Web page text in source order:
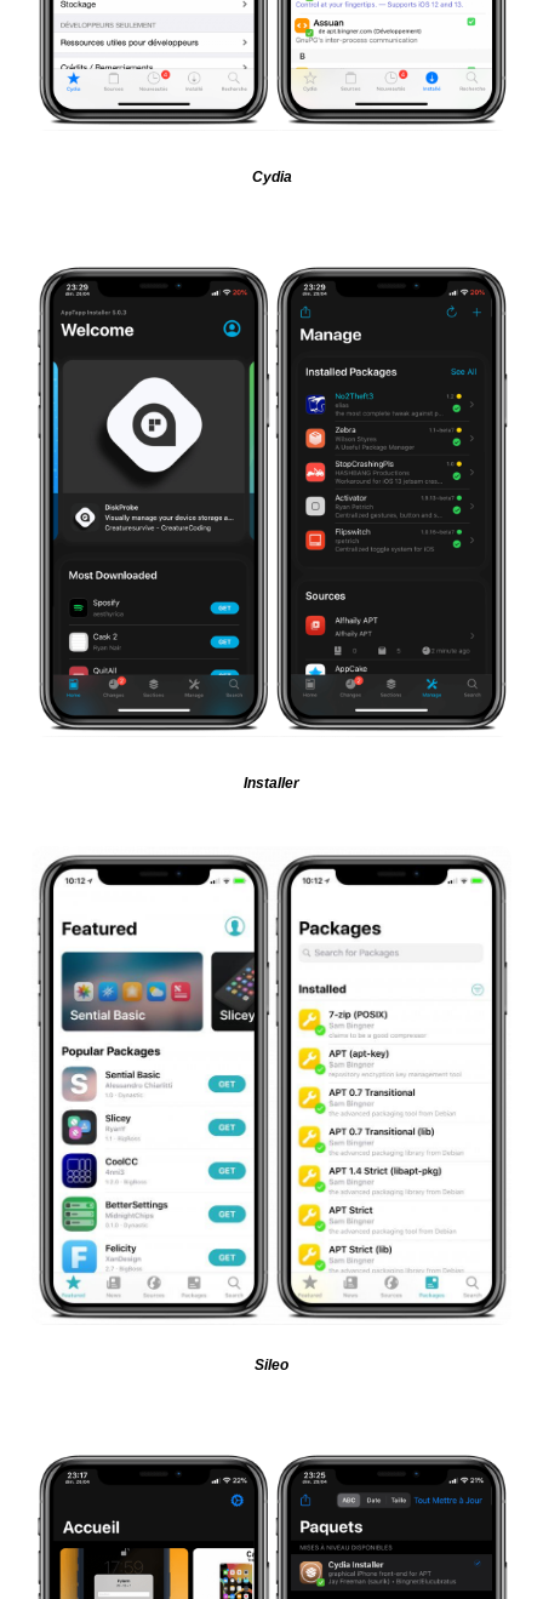
Cydia
Installer
Sileo